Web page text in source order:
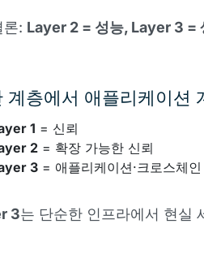
: Layer 2 = 성능, Layer 3 =
계층에서 애플리케이션
1 = 신뢰
2 = 확장 가능한 신뢰
3 = 애플리케이션·크로스체
3는 단순한 인프라에서 현실